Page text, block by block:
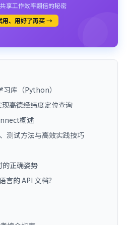
享工作效率翻倍的秘密
用、用好了再买 →
库（Python）
高德经纬度定位查询
概述
测试方法与高效实践技巧
的正确姿势
的 API 文档？